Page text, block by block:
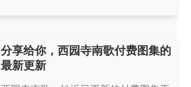
分享给你，西园寺南歌付费图集的
最新更新